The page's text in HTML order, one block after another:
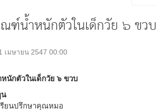
ฑ์น้ำหนักตัวในเด็กวัย ๖ ขวบ
เมษายน 2547 00:00
นักตัวในเด็กวัย ๖ ขวบ
น
รียนปรึกษาคุณหมอ